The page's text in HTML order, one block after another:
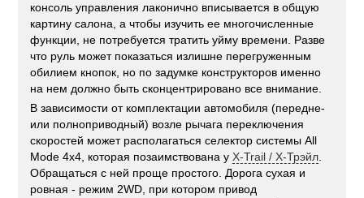
консоль управления лаконично вписывается в общую
картину салона, а чтобы изучить ее многочисленные
функции, не потребуется тратить уйму времени. Разве
что руль может показаться излишне перегруженным
обилием кнопок, но по задумке конструкторов именно
на нем должно быть сконцентрировано все внимание.
В зависимости от комплектации автомобиля (передне-
или полноприводный) возле рычага переключения
скоростей может располагаться селектор системы All
Mode 4x4, которая позаимствована у X-Trail / Х-Трэйл
Обращаться с ней проще простого. Дорога сухая и
ровная - режим 2WD, при котором привод